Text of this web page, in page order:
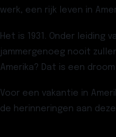
werk, een rijk leven in
Het is 1931. Onder
jammergenoeg nooit
Amerika? Dat is een
Voor een vakantie in
de herinneringen aan